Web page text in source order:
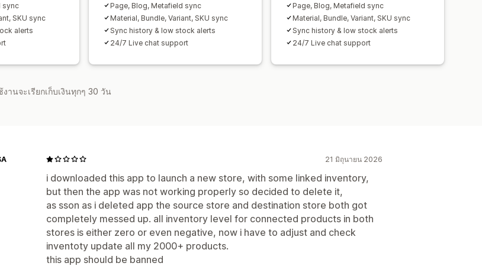
sync
SKU sync
alerts
Page, Blog, Metafield sync
Material, Bundle, Variant, SKU sync
Sync history & low stock alerts
24/7 Live chat support
Page, Blog, Metafield sync
Material, Bundle, Variant, SKU sync
Sync history & low stock alerts
24/7 Live chat support
านจะเรียกเก็บเงินทุกๆ 30 วัน
21 มิถุนายน 2026
i downloaded this app to launch a new store, with some linked inventory,
but then the app was not working properly so decided to delete it,
as sson as i deleted app the source store and destination store both got
completely messed up. all inventory level for connected products in both
stores is either zero or even negative, now i have to adjust and check
inventoty update all my 2000+ products.
this app should be banned